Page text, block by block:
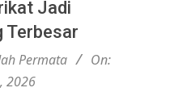
Jadi
Terbesar
Permata
On:
2026